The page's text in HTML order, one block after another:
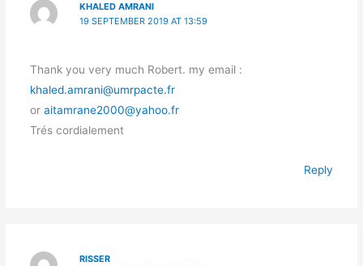
KHALED AMRANI
19 SEPTEMBER 2019 AT 13:59
Thank you very much Robert. my email :
khaled.amrani@umrpacte.fr
or aitamrane2000@yahoo.fr
Trés cordialement
Reply
RISSER